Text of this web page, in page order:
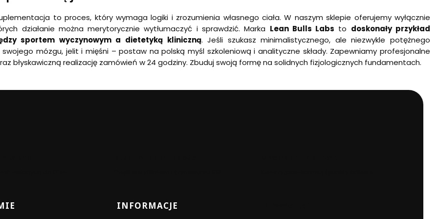
to proces, który wymaga logiki i zrozumienia własnego ciała. W naszym sklepie oferujemy wyłącznie
działanie można merytorycznie wytłumaczyć i sprawdzić. Marka Lean Bulls Labs to doskonały przykład
sportem wyczynowym a dietetyką kliniczną. Jeśli szukasz minimalistycznego, ale niezwykle potężnego
mózgu, jelit i mięśni – postaw na polską myśl szkoleniową i analityczne składy. Zapewniamy profesjonalne
błyskawiczną realizację zamówień w 24 godziny. Zbuduj swoją formę na solidnych fizjologicznych fundamentach.
INFORMACJE